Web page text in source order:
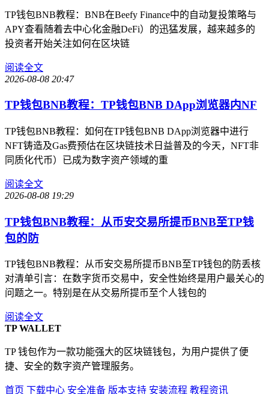
TP钱包BNB教程：BNB在Beefy Finance中的自动复投策略与
APY查看随着去中心化金融DeFi）的迅猛发展，越来越多的
投资者开始关注如何在区块链
阅读全文
2026-08-08 20:47
TP钱包BNB教程：TP钱包BNB DApp浏览器内NF
TP钱包BNB教程：如何在TP钱包BNB DApp浏览器中进行
NFT铸造及Gas费预估在区块链技术日益普及的今天，NFT非
同质化代币）已成为数字资产领域的重
阅读全文
2026-08-08 19:29
TP钱包BNB教程：从币安交易所提币BNB至TP钱
包的防
TP钱包BNB教程：从币安交易所提币BNB至TP钱包的防丢核
对清单引言：在数字货币交易中，安全性始终是用户最关心的
问题之一。特别是在从交易所提币至个人钱包的
阅读全文
TP WALLET
TP 钱包作为一款功能强大的区块链钱包，为用户提供了便
捷、安全的数字资产管理服务。
首页 下载中心 安全准备 版本支持 安装流程 教程资讯